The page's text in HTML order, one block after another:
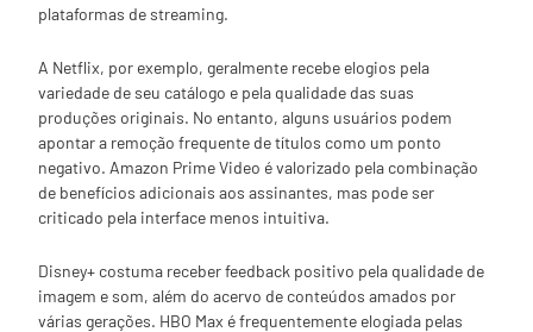
plataformas de streaming.
A Netflix, por exemplo, geralmente recebe elogios pela
variedade de seu catálogo e pela qualidade das suas
produções originais. No entanto, alguns usuários podem
apontar a remoção frequente de títulos como um ponto
negativo. Amazon Prime Video é valorizado pela combinação
de benefícios adicionais aos assinantes, mas pode ser
criticado pela interface menos intuitiva.
Disney+ costuma receber feedback positivo pela qualidade de
imagem e som, além do acervo de conteúdos amados por
várias gerações. HBO Max é frequentemente elogiada pelas